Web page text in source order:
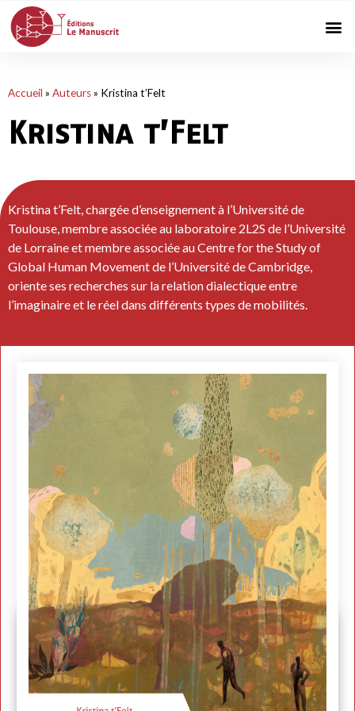
Accueil » Auteurs» Kristina t’Felt
Kristina t’Felt
Kristina t’Felt, chargée d’enseignement à l’Université de
Toulouse, membre associée au laboratoire 2L2S de l’Université
de Lorraine et membre associée au Centre for the Study of
Global Human Movement de l’Université de Cambridge,
oriente ses recherches sur la relation dialectique entre
l’imaginaire et le réel dans différents types de mobilités.